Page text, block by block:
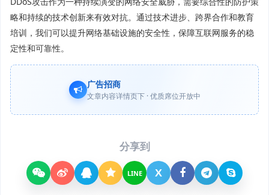
略和持续的技术创新来有效对抗。通过技术进步、跨界合作和教育
培训，我们可以提升网络基础设施的安全性，保障互联网服务的稳
定性和可靠性。
广告招商
文章内容详情页下 · 优质席位开放中
分享到
LINE X